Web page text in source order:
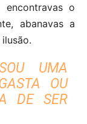
o
abanavas a
UMA
OU
DE SER